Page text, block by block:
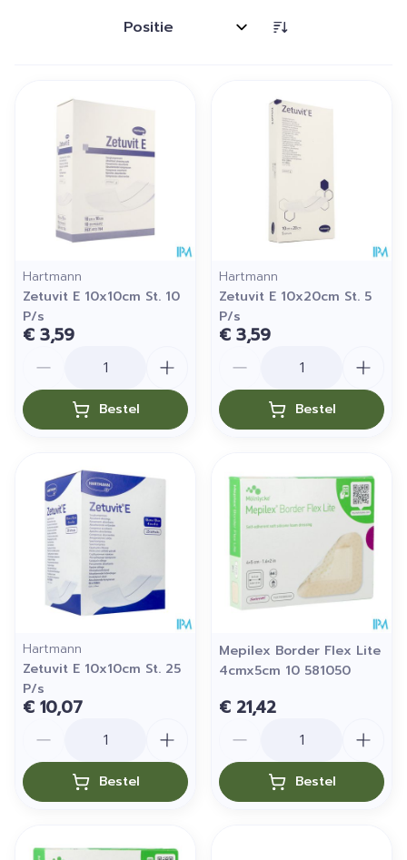
Sorteer op:
Hartmann
Zetuvit E 10x10cm St. 10
P/s
€ 3,59
Bestel
Hartmann
Zetuvit E 10x20cm St. 5
P/s
€ 3,59
Bestel
Hartmann
Zetuvit E 10x10cm St. 25
P/s
€ 10,07
Bestel
Mepilex Border Flex Lite
4cmx5cm 10 581050
€ 21,42
Bestel